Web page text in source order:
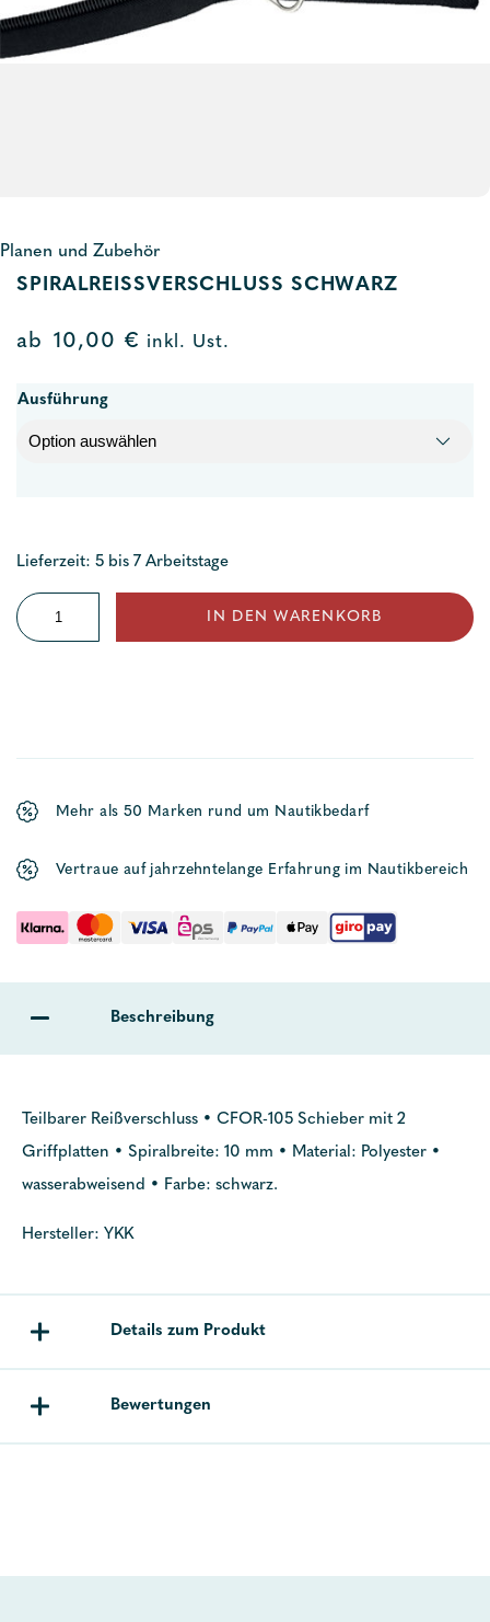
Planen und Zubehör
SPIRALREISSVERSCHLUSS SCHWARZ
ab 10,00 € inkl. Ust.
Ausführung
Lieferzeit: 5 bis 7 Arbeitstage
Spiralreißverschluss
schwarz
IN DEN WARENKORB
Mehr als 50 Marken rund um Nautikbedarf
Vertraue auf jahrzehntelange Erfahrung im Nautikbereich
Beschreibung
Teilbarer Reißverschluss • CFOR-105 Schieber mit 2
Griffplatten • Spiralbreite: 10 mm • Material: Polyester •
wasserabweisend • Farbe: schwarz.
Hersteller: YKK
Details zum Produkt
Bewertungen